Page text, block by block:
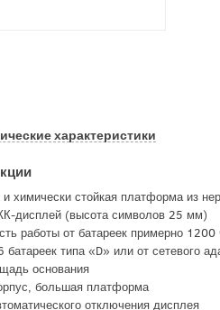
характеристики
химически стойкая платформа из
дисплей (высота символов 25 мм)
работы от батареек примерно
батареек типа «D» или от сетевого
основания
большая платформа
отключения дисплея